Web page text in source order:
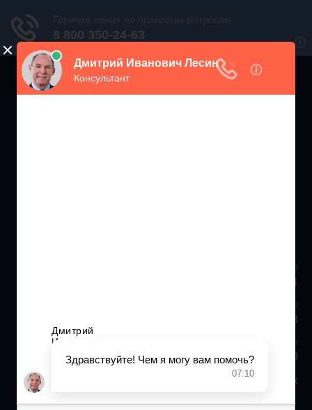
Москва и МО
+7 (499) 938-86-71
Санкт-Петербург и ЛО
+7 (812) 467-34-68
8 800 350 24 63
Заявки принимаются круглосуточно, без выходных